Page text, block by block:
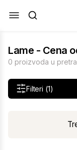
Lame - Cena
0 proizvoda u
Filteri (1)